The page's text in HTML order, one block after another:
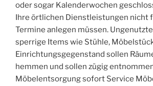
oder sogar Kalenderwochen
Ihre örtlichen Dienstleistungen nicht
Termine anlegen müssen.
sperrige Items wie Stühle,
Einrichtungsgegenstand sollen
hemmen und sollen zügig
Möbelentsorgung sofort Service